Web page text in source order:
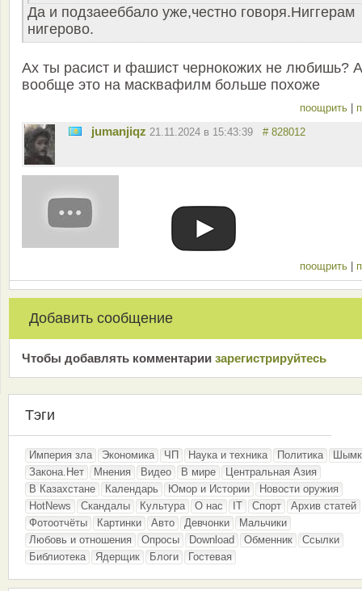
Да и подзаееббало уже,честно говоря.Ниггерам
нигерово.
Ах ты расист и фашист чернокожих не любишь? А
вообще это на масквафилм больше похоже
поощрить
jumanjiqz 21.11.2024 в 15:43:39 # 828012
поощрить
Добавить сообщение
Чтобы добавлять комментарии зарeгиcтрирyйтeсь
Тэги
Империя зла Экономика ЧП Наука и техника Политика
Закона.Нет
Мнения Видео В мире
Центральная Азия
В Казахстане
Календарь Юмор и Истории
Новости оружия
HotNews
Скандалы Культура О нас IT Спорт
Архив статей
Фотоотчёты
Картинки Авто Девчонки
Мальчики
Любовь и отношения
Опросы Download Обменник
Ссылки
Библиотека
Ядерщик Блоги Гостевая